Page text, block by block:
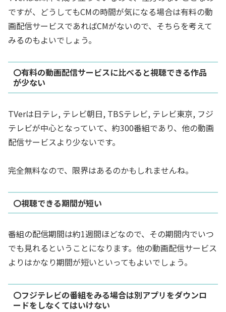
ですが、どうしてもCMの時間が気になる場合は有料の動
画配信サービスであればCMがないので、そちらを考えて
みるのもよいでしょう。
〇有料の動画配信サービスに比べると視聴できる作品
が少ない
TVerは日テレ, テレビ朝日, TBSテレビ, テレビ東京, フジ
テレビが中心となっていて、 約300番組であり、他の動画
配信サービスより少ないです。
完全無料なので、限界はあるのかもしれませんね。
〇視聴できる期間が短い
番組の配信期間は約1週間ほどなので、その期間内でいつ
でも見れるということになります。他の動画配信サービス
よりはかなり期間が短いといってもよいでしょう。
〇フジテレビの番組をみる場合は別アプリをダウンロ
ードをしなくてはいけない